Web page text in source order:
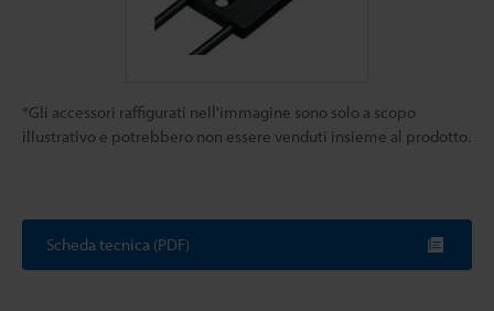
*Gli accessori raffigurati nell'immagine sono solo a scopo
illustrativo e potrebbero non essere venduti insieme al prodotto.
Scheda tecnica (PDF)